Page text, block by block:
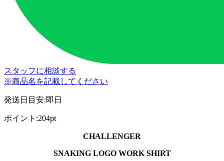
スタッフに相談する
※商品名を記載してください
発送日目安:即日
ポイント :204pt
CHALLENGER
SNAKING LOGO WORK SHIRT